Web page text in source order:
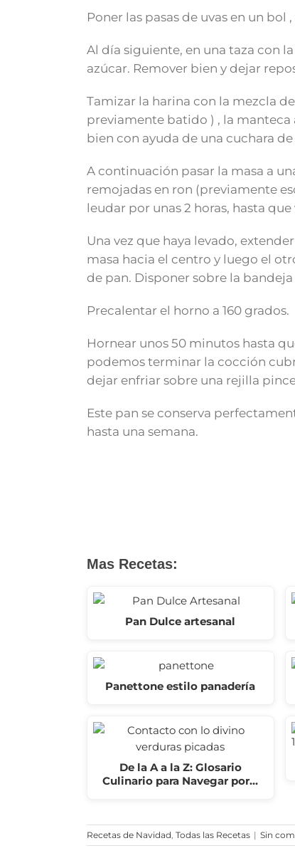
Poner las pasas de uvas en un
Al día siguiente, en una taza con
azúcar. Remover bien y dejar
Tamizar la harina con la mezcla
previamente batido ) , la
bien con ayuda de una cuchara
A continuación pasar la masa a
remojadas en ron (previamente
leudar por unas 2 horas, hasta
Una vez que haya levado,
masa hacia el centro y luego el
de pan. Disponer sobre la
Precalentar el horno a 160 grados.
Hornear unos 50 minutos hasta
podemos terminar la cocción
dejar enfriar sobre una rejilla
Este pan se conserva
hasta una semana.
Mas Recetas:
Pan Dulce artesanal
Panettone estilo panadería
De la A a la Z: Glosario
Culinario para Navegar por…
Recetas de Navidad, Todas las Recetas | Sin